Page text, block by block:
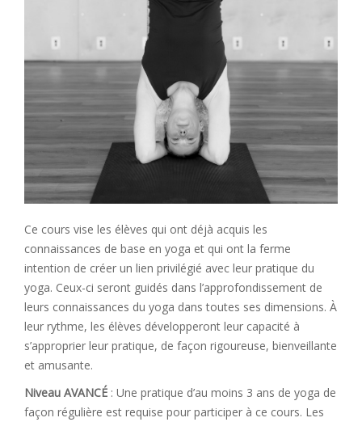
Ce cours vise les élèves qui ont déjà acquis les
connaissances de base en yoga et qui ont la ferme
intention de créer un lien privilégié avec leur pratique du
yoga. Ceux-ci seront guidés dans l’approfondissement de
leurs connaissances du yoga dans toutes ses dimensions. À
leur rythme, les élèves développeront leur capacité à
s’approprier leur pratique, de façon rigoureuse, bienveillante
et amusante.
Niveau AVANCÉ : Une pratique d’au moins 3 ans de yoga de
façon régulière est requise pour participer à ce cours. Les